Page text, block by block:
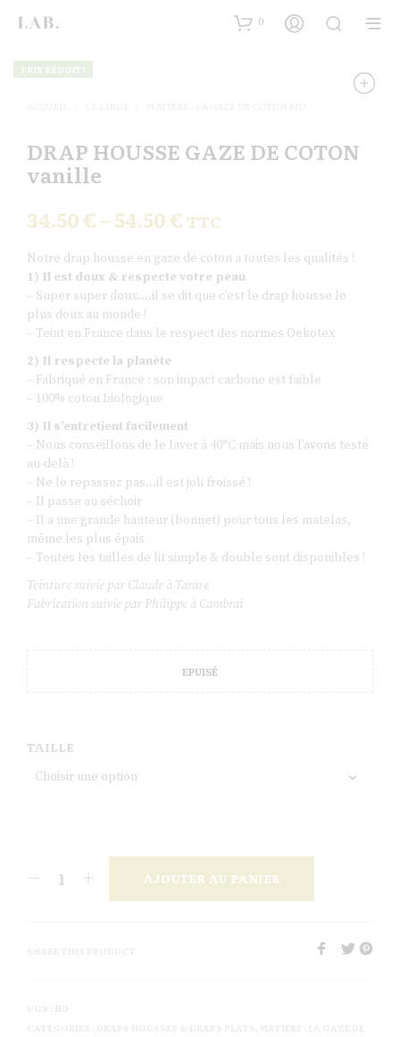
0
PRIX RÉDUIT !
DRAP HOUSSE GAZE DE COTON
vanille
34.50€–54.50€TTC
Notre drap housse en gaze de coton a toutes les qualités !
1) Il est doux & respecte votre peau
– Super super doux….il se dit que c’est le drap housse le
plus doux au monde !
– Teint en France dans le respect des normes Oekotex
2) Il respecte la planète
– Fabriqué en France : son impact carbone est faible
– 100% coton biologique
3) Il s’entretient facilement
– Nous conseillons de le laver à 40°C mais nous l’avons testé
au-delà !
– Ne le repassez pas…il est joli froissé !
– Il passe au séchoir
– Il a une grande hauteur (bonnet) pour tous les matelas,
même les plus épais
– Toutes les tailles de lit simple & double sont disponibles !
Teinture suivie par Claude à Tarare
Fabrication suivie par Philippe à Cambrai
EPUISÉ
TAILLE
AJOUTER AU PANIER